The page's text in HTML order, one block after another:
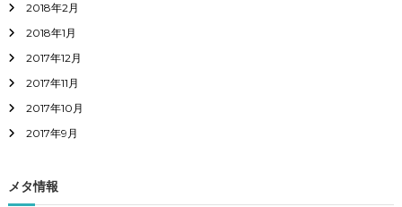
2018年2月
2018年1月
2017年12月
2017年11月
2017年10月
2017年9月
メタ情報